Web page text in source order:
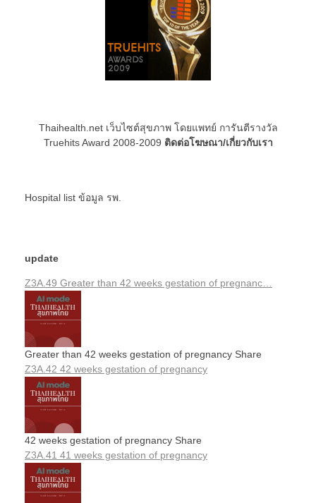
Thaihealth.net เว็บไซต์สุขภาพ โดยแพทย์ การันตีรางวัล
Truehits Award 2008-2009 ติดต่อโฆษณา/เกี่ยวกับเรา
Hospital list ข้อมูล รพ.
update
Z3A.49 Greater than 42 weeks gestation of pregnanc…
Greater than 42 weeks gestation of pregnancy Share
Z3A.42 42 weeks gestation of pregnancy
42 weeks gestation of pregnancy Share
Z3A.41 41 weeks gestation of pregnancy